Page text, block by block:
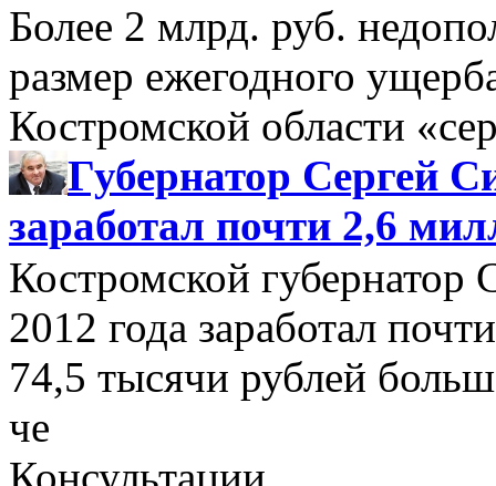
Более 2 млрд. руб.
размер ежегодного
Костромской области
Губернатор Сергей
заработал почти 2,6
Костромской губернатор
2012 года заработал
74,5 тысячи рублей
че
Консультации